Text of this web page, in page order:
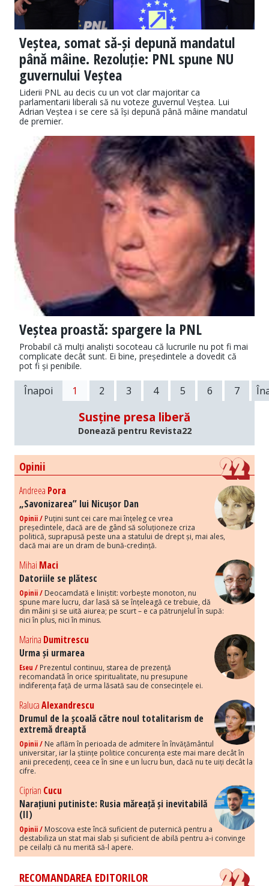
Veștea, somat să-și depună mandatul
până mâine. Rezoluție: PNL spune NU
guvernului Veștea
Liderii PNL au decis cu un vot clar majoritar ca
parlamentarii liberali să nu voteze guvernul Veștea. Lui
Adrian Veștea i se cere să își depună până mâine mandatul
de premier.
Veștea proastă: spargere la PNL
Probabil că mulți analiști socoteau că lucrurile nu pot fi mai
complicate decât sunt. Ei bine, președintele a dovedit că
pot fi și penibile.
Înapoi 1 2 3 4 5 6 7
Susține presa liberă
Donează pentru Revista22
Opinii
Andreea Pora
„Savonizarea” lui Nicușor Dan
Opinii / Puțini sunt cei care mai înțeleg ce vrea
președintele, dacă are de gând să soluționeze criza
politică, suprapusă peste una a statului de drept și, mai ales,
dacă mai are un dram de bună-credință.
Mihai Maci
Datoriile se plătesc
Opinii / Deocamdată e liniștit: vorbește monoton, nu
spune mare lucru, dar lasă să se înțeleagă ce trebuie, dă
din mâini și se uită aiurea; pe scurt – e ca pătrunjelul în supă:
nici în plus, nici în minus.
Marina Dumitrescu
Urma și urmarea
Eseu / Prezentul continuu, starea de prezență
recomandată în orice spiritualitate, nu presupune
indiferența față de urma lăsată sau de consecințele ei.
RalucaAlexandrescu
Drumul de la școală către noul totalitarism de
extremă dreaptă
Opinii / Ne aflăm în perioada de admitere în învățământul
universitar, iar la științe politice concurența este mai mare decât în
anii precedenți, ceea ce în sine e un lucru bun, dacă nu te uiți decât la
cifre.
Ciprian Cucu
Narațiuni putiniste: Rusia măreață și inevitabilă
(II)
Opinii / Moscova este încă suficient de puternică pentru a
destabiliza un stat mai slab și suficient de abilă pentru a-i convinge
pe ceilalți că nu merită să-l apere.
RECOMANDAREA EDITORILOR